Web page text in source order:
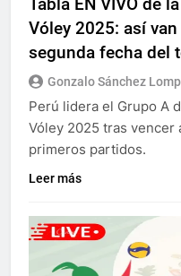
Tabla EN VIVO de
Vóley 2025: así
segunda fecha del
Gonzalo Sánchez
Perú lidera el Grupo A
Vóley 2025 tras vencer
primeros partidos.
Leer más